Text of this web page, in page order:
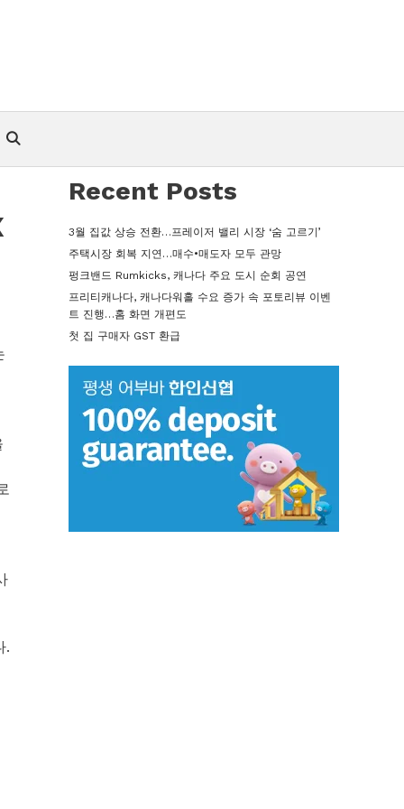
.
Recent Posts
3월 집값 상승 전환…프레이저 밸리 시장 ‘숨 고르기’
주택시장 회복 지연…매수•매도자 모두 관망
펑크밴드 Rumkicks, 캐나다 주요 도시 순회 공연
프리티캐나다, 캐나다워홀 수요 증가 속 포토리뷰 이벤
트 진행…홈 화면 개편도
첫 집 구매자 GST 환급